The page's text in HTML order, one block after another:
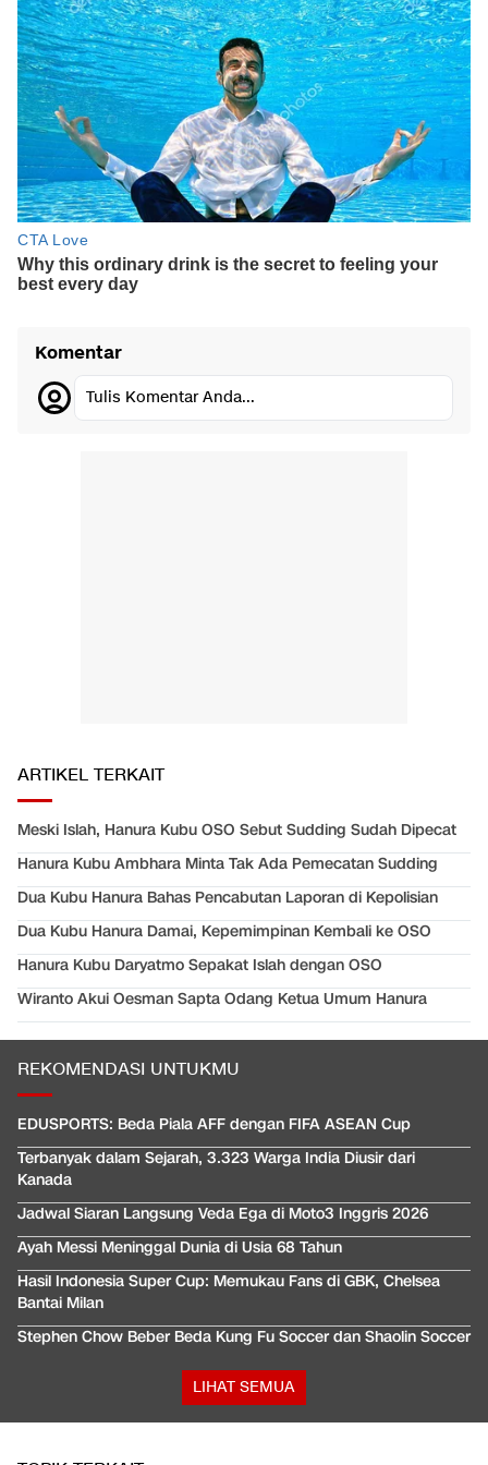
Komentar
Tulis Komentar Anda...
ARTIKEL TERKAIT
Meski Islah, Hanura Kubu OSO Sebut Sudding Sudah Dipecat
Hanura Kubu Ambhara Minta Tak Ada Pemecatan Sudding
Dua Kubu Hanura Bahas Pencabutan Laporan di Kepolisian
Dua Kubu Hanura Damai, Kepemimpinan Kembali ke OSO
Hanura Kubu Daryatmo Sepakat Islah dengan OSO
Wiranto Akui Oesman Sapta Odang Ketua Umum Hanura
REKOMENDASI UNTUKMU
EDUSPORTS: Beda Piala AFF dengan FIFA ASEAN Cup
Terbanyak dalam Sejarah, 3.323 Warga India Diusir dari
Kanada
Jadwal Siaran Langsung Veda Ega di Moto3 Inggris 2026
Ayah Messi Meninggal Dunia di Usia 68 Tahun
Hasil Indonesia Super Cup: Memukau Fans di GBK, Chelsea
Bantai Milan
Stephen Chow Beber Beda Kung Fu Soccer dan Shaolin Soccer
LIHAT SEMUA